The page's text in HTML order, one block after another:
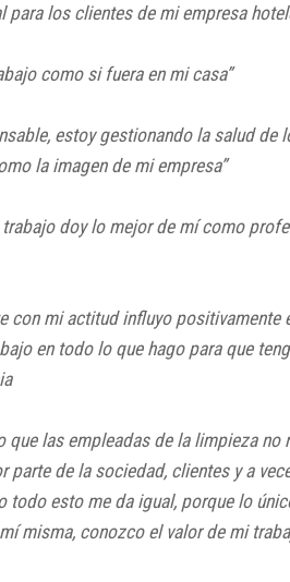
para los clientes de mi empresa
como si fuera en mi casa”
estoy gestionando la salud de
la imagen de mi empresa”
doy lo mejor de mí como
con mi actitud influyo positivamente
en todo lo que hago para que
que las empleadas de la limpieza
parte de la sociedad, clientes y a
todo esto me da igual, porque lo
misma, conozco el valor de mi